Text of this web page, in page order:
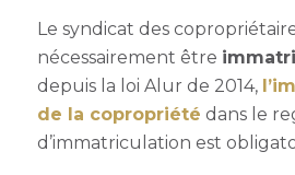
Le syndicat des
nécessairement être
depuis la loi Alur de 2014,
de la copropriété dans le
d’immatriculation est